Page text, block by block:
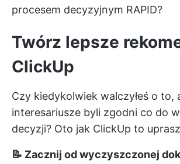
procesem decyzyjnym RAPID?
Twórz lepsze
ClickUp
Czy kiedykolwiek walczyłeś o to,
interesariusze byli zgodni co do
decyzji? Oto jak ClickUp to
📝 Zacznij od wyczyszczonej